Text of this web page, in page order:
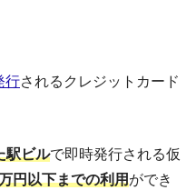
行されるクレジットカード
駅ビルで即時発行される仮
円以下までの利用ができ